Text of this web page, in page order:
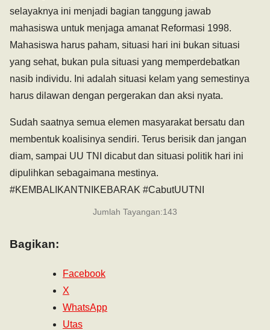
selayaknya ini menjadi bagian tanggung jawab
mahasiswa untuk menjaga amanat Reformasi 1998.
Mahasiswa harus paham, situasi hari ini bukan situasi
yang sehat, bukan pula situasi yang memperdebatkan
nasib individu. Ini adalah situasi kelam yang semestinya
harus dilawan dengan pergerakan dan aksi nyata.
Sudah saatnya semua elemen masyarakat bersatu dan
membentuk koalisinya sendiri. Terus berisik dan jangan
diam, sampai UU TNI dicabut dan situasi politik hari ini
dipulihkan sebagaimana mestinya.
#KEMBALIKANTNIKEBARAK #CabutUUTNI
Jumlah Tayangan:143
Bagikan:
Facebook
X
WhatsApp
Utas